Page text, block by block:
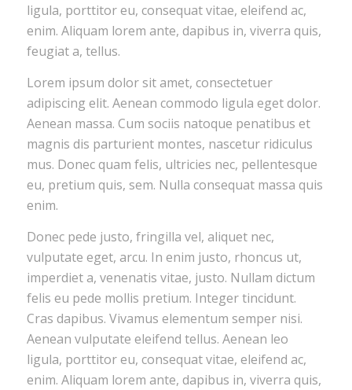
ligula, porttitor eu, consequat vitae, eleifend ac,
enim. Aliquam lorem ante, dapibus in, viverra quis,
feugiat a, tellus.
Lorem ipsum dolor sit amet, consectetuer
adipiscing elit. Aenean commodo ligula eget dolor.
Aenean massa. Cum sociis natoque penatibus et
magnis dis parturient montes, nascetur ridiculus
mus. Donec quam felis, ultricies nec, pellentesque
eu, pretium quis, sem. Nulla consequat massa quis
enim.
Donec pede justo, fringilla vel, aliquet nec,
vulputate eget, arcu. In enim justo, rhoncus ut,
imperdiet a, venenatis vitae, justo. Nullam dictum
felis eu pede mollis pretium. Integer tincidunt.
Cras dapibus. Vivamus elementum semper nisi.
Aenean vulputate eleifend tellus. Aenean leo
ligula, porttitor eu, consequat vitae, eleifend ac,
enim. Aliquam lorem ante, dapibus in, viverra quis,